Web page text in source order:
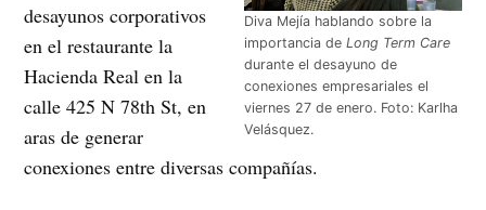
Diva Mejía hablando sobre la
importancia de Long Term Care
durante el desayuno de
conexiones empresariales el
viernes 27 de enero. Foto: Karlha
Velásquez.
desayunos corporativos
en el restaurante la
Hacienda Real en la
calle 425 N 78th St, en
aras de generar
conexiones entre diversas compañías.